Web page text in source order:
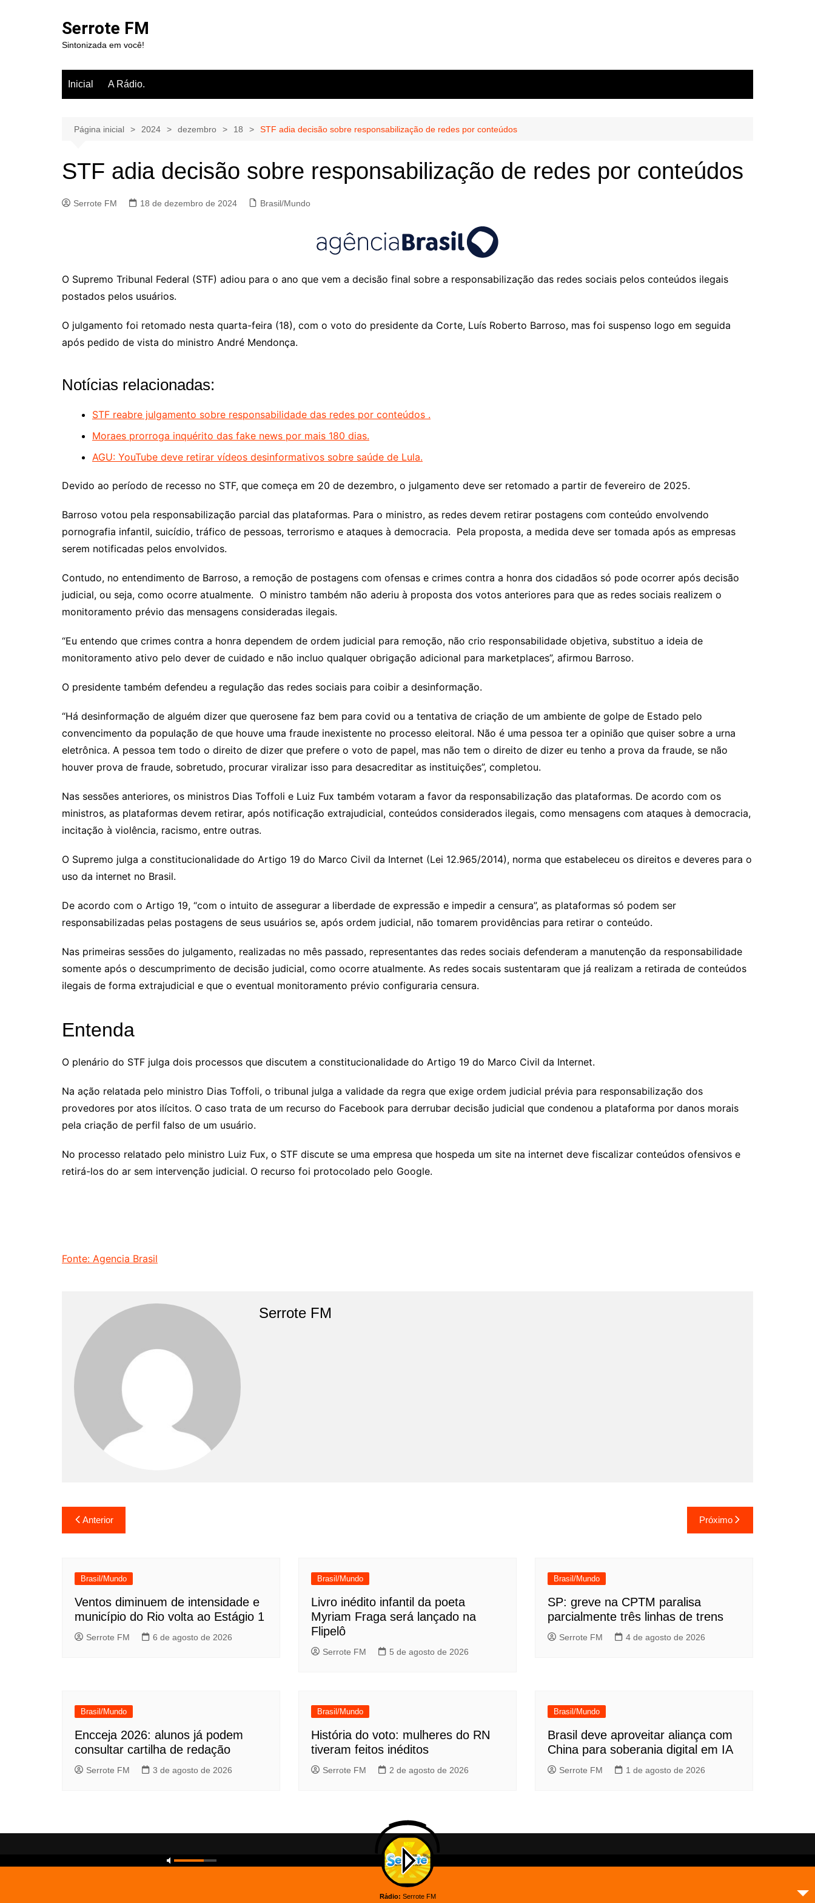
Serrote FM
Sintonizada em você!
Inicial A Rádio.
Página inicial 2024 dezembro 18 STF adia decisão sobre responsabilização de redes por conteúdos
STF adia decisão sobre responsabilização de redes por conteúdos
Serrote FM 18 de dezembro de 2024 Brasil/Mundo
O Supremo Tribunal Federal (STF) adiou para o ano que vem a decisão final sobre a responsabilização das redes sociais pelos conteúdos ilegais
postados pelos usuários.
O julgamento foi retomado nesta quarta-feira (18), com o voto do presidente da Corte, Luís Roberto Barroso, mas foi suspenso logo em seguida
após pedido de vista do ministro André Mendonça.
Notícias relacionadas:
STF reabre julgamento sobre responsabilidade das redes por conteúdos .
Moraes prorroga inquérito das fake news por mais 180 dias.
AGU: YouTube deve retirar vídeos desinformativos sobre saúde de Lula.
Devido ao período de recesso no STF, que começa em 20 de dezembro, o julgamento deve ser retomado a partir de fevereiro de 2025.
Barroso votou pela responsabilização parcial das plataformas. Para o ministro, as redes devem retirar postagens com conteúdo envolvendo
pornografia infantil, suicídio, tráfico de pessoas, terrorismo e ataques à democracia. Pela proposta, a medida deve ser tomada após as empresas
serem notificadas pelos envolvidos.
Contudo, no entendimento de Barroso, a remoção de postagens com ofensas e crimes contra a honra dos cidadãos só pode ocorrer após decisão
judicial, ou seja, como ocorre atualmente. O ministro também não aderiu à proposta dos votos anteriores para que as redes sociais realizem o
monitoramento prévio das mensagens consideradas ilegais.
“Eu entendo que crimes contra a honra dependem de ordem judicial para remoção, não crio responsabilidade objetiva, substituo a ideia de
monitoramento ativo pelo dever de cuidado e não incluo qualquer obrigação adicional para marketplaces”, afirmou Barroso.
O presidente também defendeu a regulação das redes sociais para coibir a desinformação.
“Há desinformação de alguém dizer que querosene faz bem para covid ou a tentativa de criação de um ambiente de golpe de Estado pelo
convencimento da população de que houve uma fraude inexistente no processo eleitoral. Não é uma pessoa ter a opinião que quiser sobre a urna
eletrônica. A pessoa tem todo o direito de dizer que prefere o voto de papel, mas não tem o direito de dizer eu tenho a prova da fraude, se não
houver prova de fraude, sobretudo, procurar viralizar isso para desacreditar as instituições”, completou.
Nas sessões anteriores, os ministros Dias Toffoli e Luiz Fux também votaram a favor da responsabilização das plataformas. De acordo com os
ministros, as plataformas devem retirar, após notificação extrajudicial, conteúdos considerados ilegais, como mensagens com ataques à democracia,
incitação à violência, racismo, entre outras.
O Supremo julga a constitucionalidade do Artigo 19 do Marco Civil da Internet (Lei 12.965/2014), norma que estabeleceu os direitos e deveres para o
uso da internet no Brasil.
De acordo com o Artigo 19, “com o intuito de assegurar a liberdade de expressão e impedir a censura”, as plataformas só podem ser
responsabilizadas pelas postagens de seus usuários se, após ordem judicial, não tomarem providências para retirar o conteúdo.
Nas primeiras sessões do julgamento, realizadas no mês passado, representantes das redes sociais defenderam a manutenção da responsabilidade
somente após o descumprimento de decisão judicial, como ocorre atualmente. As redes socais sustentaram que já realizam a retirada de conteúdos
ilegais de forma extrajudicial e que o eventual monitoramento prévio configuraria censura.
Entenda
O plenário do STF julga dois processos que discutem a constitucionalidade do Artigo 19 do Marco Civil da Internet.
Na ação relatada pelo ministro Dias Toffoli, o tribunal julga a validade da regra que exige ordem judicial prévia para responsabilização dos
provedores por atos ilícitos. O caso trata de um recurso do Facebook para derrubar decisão judicial que condenou a plataforma por danos morais
pela criação de perfil falso de um usuário.
No processo relatado pelo ministro Luiz Fux, o STF discute se uma empresa que hospeda um site na internet deve fiscalizar conteúdos ofensivos e
retirá-los do ar sem intervenção judicial. O recurso foi protocolado pelo Google.
Fonte: Agencia Brasil
Serrote FM
Navegação
de
Anterior Próximo
Brasil/Mundo
Ventos diminuem de intensidade e
município do Rio volta ao Estágio 1
Serrote FM 6 de agosto de 2026
Brasil/Mundo
Livro inédito infantil da poeta
Myriam Fraga será lançado na
Flipelô
Serrote FM 5 de agosto de 2026
Brasil/Mundo
SP: greve na CPTM paralisa
parcialmente três linhas de trens
Serrote FM 4 de agosto de 2026
Brasil/Mundo
Encceja 2026: alunos já podem
consultar cartilha de redação
Serrote FM 3 de agosto de 2026
Brasil/Mundo
História do voto: mulheres do RN
tiveram feitos inéditos
Serrote FM 2 de agosto de 2026
Brasil/Mundo
Brasil deve aproveitar aliança com
China para soberania digital em IA
Serrote FM 1 de agosto de 2026
Rádio: Serrote FM